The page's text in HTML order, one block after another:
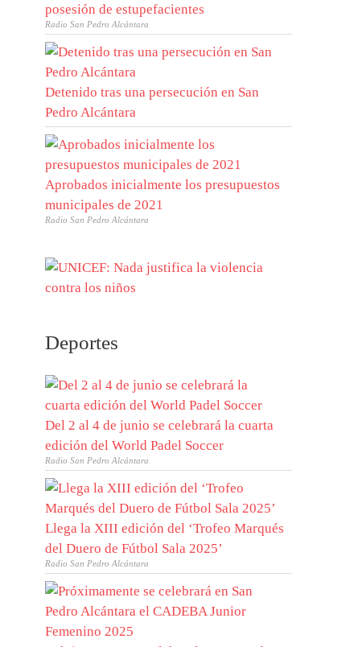
posesión de estupefacientes
Radio San Pedro Alcántara
Detenido tras una persecución en San
Pedro Alcántara
Aprobados inicialmente los presupuestos
municipales de 2021
Radio San Pedro Alcántara
Deportes
Del 2 al 4 de junio se celebrará la cuarta
edición del World Padel Soccer
Radio San Pedro Alcántara
Llega la XIII edición del ‘Trofeo Marqués
del Duero de Fútbol Sala 2025’
Radio San Pedro Alcántara